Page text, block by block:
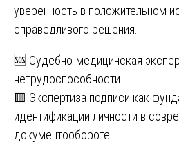
уверенность в положительном
справедливого решения.
Навигация
по
записям
🆘 Судебно-медицинская
нетрудоспособности
🟥 Экспертиза подписи как
идентификации личности в
документообороте